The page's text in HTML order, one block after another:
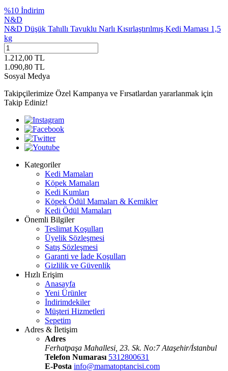
%10 İndirim
N&D
N&D Düşük Tahıllı Tavuklu Narlı Kısırlaştırılmış Kedi Maması 1,5
kg
1.212,00 TL
1.090,80 TL
Sosyal Medya
Takipçilerimize Özel Kampanya ve Fırsatlardan yararlanmak için
Takip Ediniz!
Kategoriler
Kedi Mamaları
Köpek Mamaları
Kedi Kumları
Köpek Ödül Mamaları & Kemikler
Kedi Ödül Mamaları
Önemli Bilgiler
Teslimat Koşulları
Üyelik Sözleşmesi
Satış Sözleşmesi
Garanti ve İade Koşulları
Gizlilik ve Güvenlik
Hızlı Erişim
Anasayfa
Yeni Ürünler
İndirimdekiler
Müşteri Hizmetleri
Sepetim
Adres & İletişim
Adres
Ferhatpaşa Mahallesi, 23. Sk. No:7 Ataşehir/İstanbul
Telefon Numarası 5312800631
E-Posta info@mamatoptancisi.com